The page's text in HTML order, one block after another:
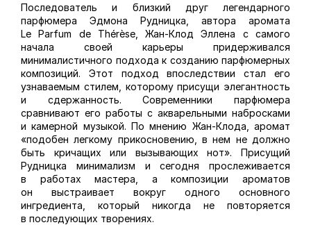
Последователь и близкий друг легендарного
парфюмера Эдмона Рудницка, автора аромата
Le Parfum de Thérèse, Жан-Клод Эллена с самого
начала своей карьеры придерживался
минималистичного подхода к созданию парфюмерных
композиций. Этот подход впоследствии стал его
узнаваемым стилем, которому присущи элегантность
и сдержанность. Современники парфюмера
сравнивают его работы с акварельными набросками
и камерной музыкой. По мнению Жан-Клода, аромат
«подобен легкому прикосновению, в нем не должно
быть кричащих или вызывающих нот». Присущий
Рудницка минимализм и сегодня прослеживается
в работах мастера, а композиции ароматов
он выстраивает вокруг одного основного
ингредиента, который никогда не повторяется
в последующих творениях.